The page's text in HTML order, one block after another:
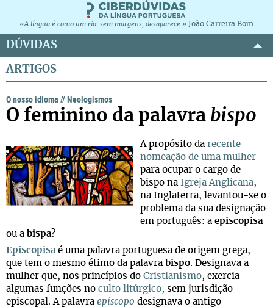
«A língua é como um rio: sem margens, desaparece.» João Carreira Bom
DÚVIDAS
ARTIGOS
O nosso idioma //Neologismos
O feminino da palavra bispo
A propósito da recente
nomeação de uma mulher
para ocupar o cargo de
bispo na Igreja Anglicana,
na Inglaterra, levantou-se o
problema da sua designação
em português: a episcopisa
ou a bispa?
Episcopisaé uma palavra portuguesa de origem grega,
que tem o mesmo étimo da palavra bispo. Designava a
mulher que, nos princípios do Cristianismo, exercia
algumas funções no culto litúrgico, sem jurisdição
episcopal. A palavra epíscopo designava o antigo